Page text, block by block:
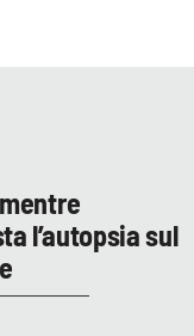
l’autopsia sul